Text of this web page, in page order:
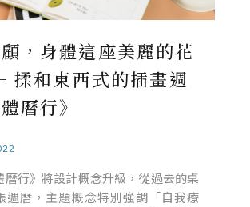
，身體這座美麗的花
和東西式的插畫週
曆行》
曆行》將設計概念升級，從過去的桌
週曆，主題概念特別強調「自我療